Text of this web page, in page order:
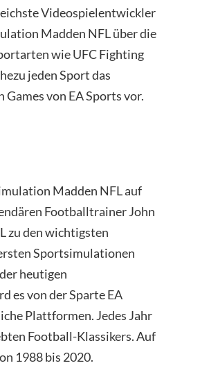
Videospielentwickler
Madden NFL über die
wie UFC Fighting
jeden Sport das
von EA Sports vor.
Madden NFL auf
Footballtrainer John
zu den wichtigsten
Sportsimulationen
heutigen
es von der Sparte EA
Plattformen. Jedes Jahr
Football-Klassikers. Auf
1988 bis 2020.